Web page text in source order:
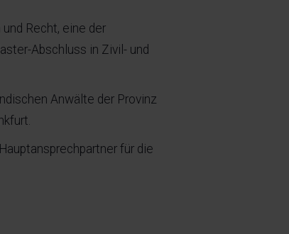
Recht, eine der
Abschluss in Zivil- und
Anwälte der Provinz
für die